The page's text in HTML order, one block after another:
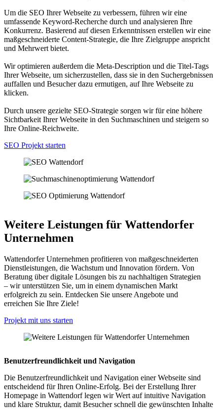
Um die SEO Ihrer Webseite zu verbessern, führen wir eine
umfassende Keyword-Recherche durch und analysieren Ihre
Konkurrenz. Basierend auf diesen Erkenntnissen erstellen wir eine
maßgeschneiderte Content-Strategie, die Ihre Zielgruppe anspricht
und Mehrwert bietet.
Wir optimieren außerdem die Meta-Description und die Titel-Tags
Ihrer Webseite, um sicherzustellen, dass sie in den Suchergebnissen
auffallen und Besucher dazu ermutigen, auf Ihre Webseite zu
klicken.
Durch unsere gezielte SEO-Strategie sorgen wir für eine höhere
Sichtbarkeit Ihrer Webseite in den Suchmaschinen und steigern so
Ihre Online-Reichweite.
SEO Projekt starten
Weitere Leistungen für Wattendorfer
Unternehmen
Wattendorfer Unternehmen profitieren von maßgeschneiderten
Dienstleistungen, die Wachstum und Innovation fördern. Von
Beratung über digitale Lösungen bis zu nachhaltigen Strategien
– wir unterstützen Sie, um in einem dynamischen Markt
erfolgreich zu sein. Entdecken Sie unsere Angebote und
erreichen Sie Ihre Ziele!
Projekt mit uns starten
Benutzerfreundlichkeit und Navigation
Die Benutzerfreundlichkeit und Navigation einer Webseite sind
entscheidend für Ihren Online-Erfolg. Bei der Erstellung Ihrer
Homepage in Wattendorf legen wir Wert auf intuitive Navigation
und klare Struktur, damit Besucher schnell die gewünschten Inhalte